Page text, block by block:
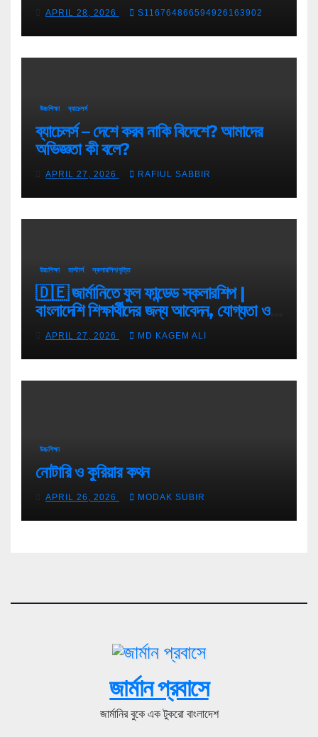
APRIL 28, 2026 S116764866594926163902
উচ্চশিক্ষা ব্যাচেলর্স
ব্যাচেলর্স – দেশে করব নাকি বিদেশে? আমাদের
অভিজ্ঞতা কী বলে?
APRIL 27, 2026 RAFIUL SABBIR
উচ্চশিক্ষা মাস্টার্স স্কলারশিপ/বৃত্তি
🇩🇪 জার্মানিতে ফুল ফান্ডেড স্কলারশিপ |
বাংলাদেশি শিক্ষার্থীদের জন্য আবেদন, যোগ্যতা ও
টিপস
APRIL 27, 2026 MD KAGEM ALI
উচ্চশিক্ষা
নোটারি ও কুরিয়ার কথন
APRIL 26, 2026 MODAK SUBIR
জার্মান প্রবাসে
জার্মানির বুকে এক টুকরো বাংলাদেশ